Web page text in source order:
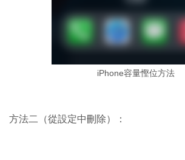
iPhone容量慳位方法
方法二（從設定中刪除）：